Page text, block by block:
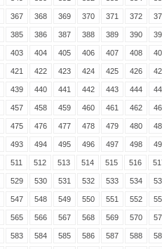
367 368 369 370 371 372
385 386 387 388 389 390
403 404 405 406 407 408
421 422 423 424 425 426
439 440 441 442 443 444
457 458 459 460 461 462
475 476 477 478 479 480
493 494 495 496 497 498
511 512 513 514 515 516
529 530 531 532 533 534
547 548 549 550 551 552
565 566 567 568 569 570
583 584 585 586 587 588